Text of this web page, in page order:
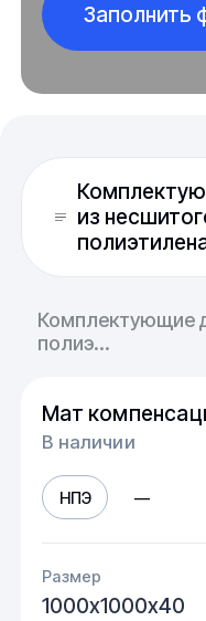
Заполнить
из
Комплектующие
полиэ...
Мат
В наличии
НПЭ —
Размер
1000х1000х40